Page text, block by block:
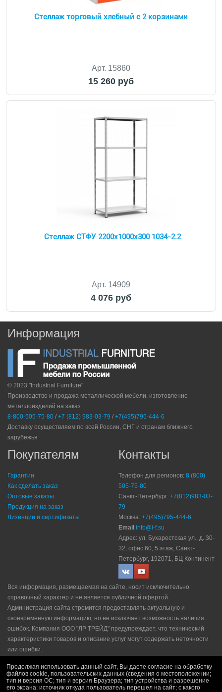
Стеллаж торговый хлебный с 2 корзинами
Арт. 15860
15 260 руб
Стеллаж СТФУ 2200x1000x300 1034-2.2
Арт. 14909
4 076 руб
Информация
© 2023 "Industrial Furniture"
Производство и продажа металлической мебели, изготовление
металлоизделий на заказ
8-800-505-75-80 / +7 (812) 983-03-79 / +7(495)795-444-6
Доставку осуществляем по всей России, СНГ и странам ближнего
зарубежья
Покупателям
Гарантии
Как сделать заказ
Оптовые заказы
Продукция на заказ
Лизенции и сертификаты
Контакты
Телефон для регионов: 8 (800)
505-75-80
Санкт-Петербург: +7(812)983-03-
79
Москва: +7(495)795-444-6
Email info@i-f.su
Адрес: ул. Бухарестская ул., д. 30-
32, офис 60, 5 этаж, Санкт-
Петербург, 192071, БЦ Континент
Вся информация, размещаемая на сайте, носит исключительно
справочный характер и не является публичной офертой.
Администрация сайта стремится предоставлять актуальную и
своевременную информацию, но не исключает возможность наличия
ошибок. Компания ООО "ЛР ТРЕЙД" прeдупрeждaeт, что технический
характеристики товаров и описание услуг могут содержать неточности
или ошибки.
Политика рекламной рассылки|Правила продажи
Продолжая использовать данный сайт, Вы даете согласие на обработку
файлов cookie, пользовательских данных (сведения о местоположении;
тип и версия ОС; тип и версия Браузера; тип устройства и разрешение
его экрана; источник откуда пользователь перешел на сайт; с какого